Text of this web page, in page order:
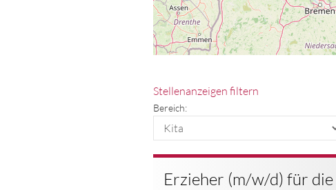
Stellenanzeigen filtern
Bereich:
Erzieher (m/w/d) für die